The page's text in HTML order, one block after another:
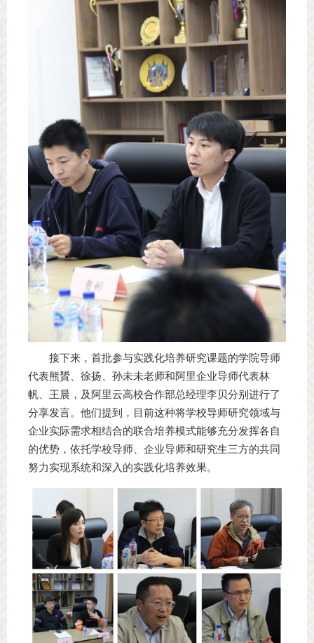
接下来，首批参与实践化培养研究课题的学院导师
代表熊贇、徐扬、孙未未老师和阿里企业导师代表林
帆、王晨，及阿里云高校合作部总经理李贝分别进行了
分享发言。他们提到，目前这种将学校导师研究领域与
企业实际需求相结合的联合培养模式能够充分发挥各自
的优势，依托学校导师、企业导师和研究生三方的共同
努力实现系统和深入的实践化培养效果。